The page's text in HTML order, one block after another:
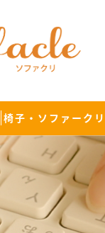
椅子・ソファーク